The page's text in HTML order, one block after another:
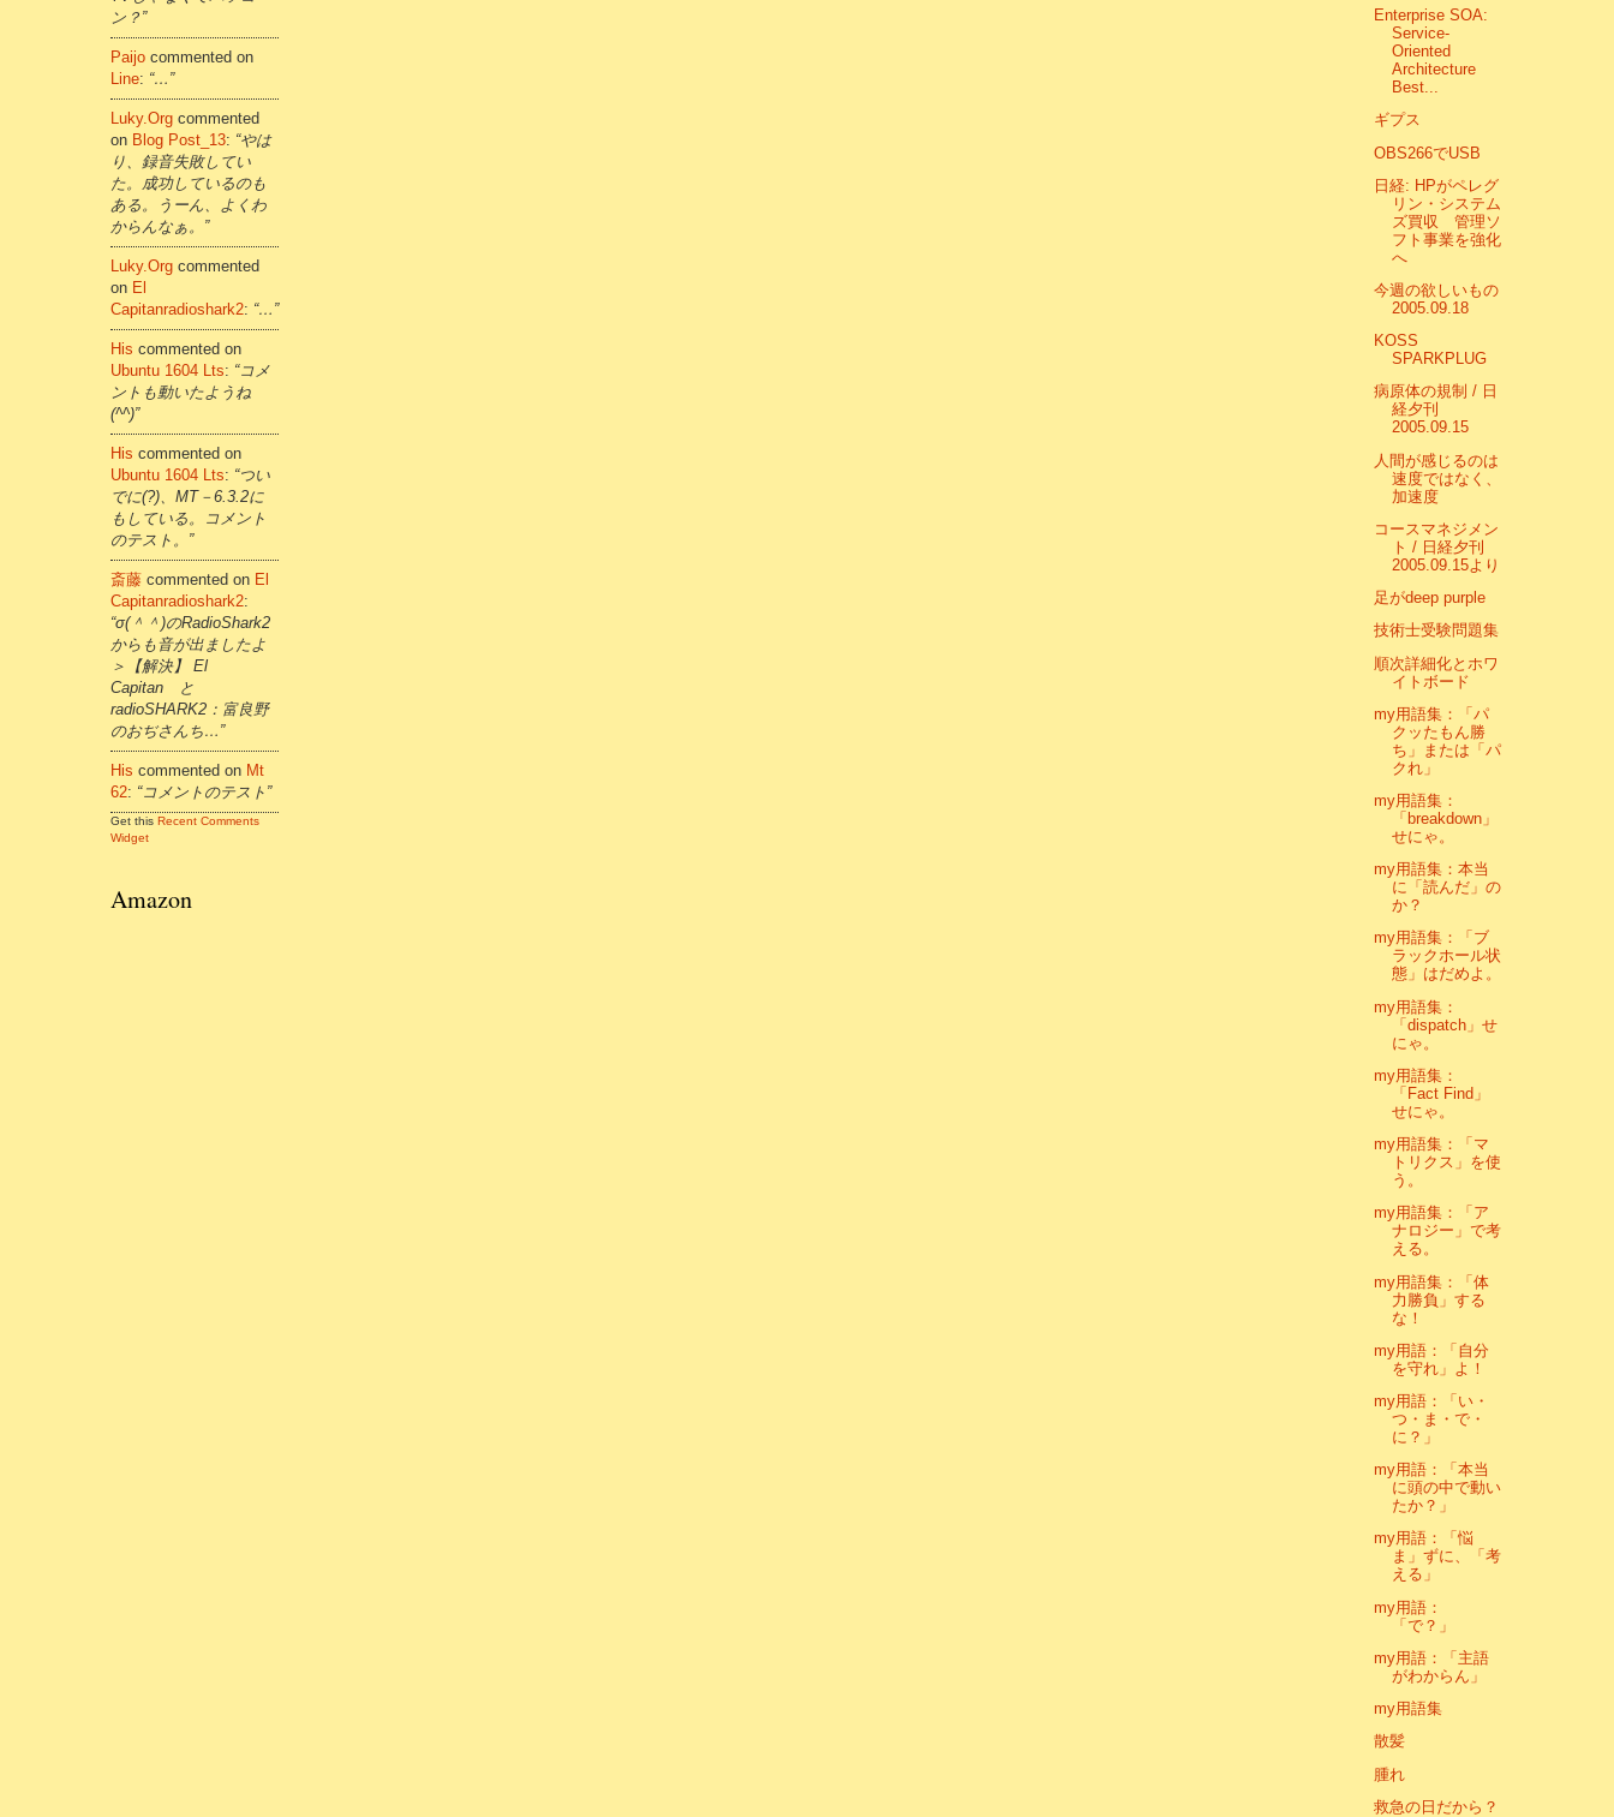
ン？”
Paijo commented on
Line: “…”
Luky.org commented
on Blog Post_13: “やは
り、録音失敗してい
た。成功しているのも
ある。うーん、よくわ
からんなぁ。”
Luky.org commented
on El
Capitanradioshark2: “…”
His commented on
Ubuntu 1604 Lts: “コメ
ントも動いたようね
(^^)”
His commented on
Ubuntu 1604 Lts: “つい
でに(?)、MT－6.3.2に
もしている。コメント
のテスト。”
斎藤 commented on El
Capitanradioshark2:
“σ(＾＾)のRadioShark2
からも音が出ましたよ
＞【解決】 El
Capitan と
radioSHARK2：富良野
のおぢさんち…”
His commented on Mt
62: “コメントのテスト”
Get this Recent Comments
Widget
Amazon
Enterprise SOA:
Service-
Oriented
Architecture
Best...
ギプス
OBS266でUSB
日経: HPがペレグ
リン・システム
ズ買収 管理ソ
フト事業を強化
へ
今週の欲しいもの
2005.09.18
KOSS
SPARKPLUG
病原体の規制 / 日
経夕刊
2005.09.15
人間が感じるのは
速度ではなく、
加速度
コースマネジメン
ト / 日経夕刊
2005.09.15より
足がdeep purple
技術士受験問題集
順次詳細化とホワ
イトボード
my用語集：「パ
クッたもん勝
ち」または「パ
クれ」
my用語集：
「breakdown」
せにゃ。
my用語集：本当
に「読んだ」の
か？
my用語集：「ブ
ラックホール状
態」はだめよ。
my用語集：
「dispatch」せ
にゃ。
my用語集：
「Fact Find」
せにゃ。
my用語集：「マ
トリクス」を使
う。
my用語集：「ア
ナロジー」で考
える。
my用語集：「体
力勝負」する
な！
my用語：「自分
を守れ」よ！
my用語：「い・
つ・ま・で・
に？」
my用語：「本当
に頭の中で動い
たか？」
my用語：「悩
ま」ずに、「考
える」
my用語：
「で？」
my用語：「主語
がわからん」
my用語集
散髪
腫れ
救急の日だから？